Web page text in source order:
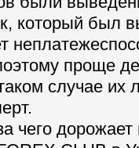
который был
проще
случае их
чего